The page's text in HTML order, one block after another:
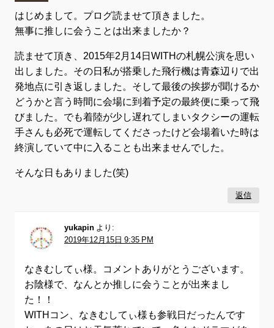
はじめまして。プログ読ませて頂きました。
無事に推しに会うことは出来ましたか？
読ませて頂き、2015年2月14日WITHの札幌公演を思い
出しました。その日私が搭乗した飛行機は青森辺りで出
発地点に引き返しました。そして最後の挨拶が聞けるか
どうかと言う時間に会場に到着予定の最終便に乗って飛
びました。でも着陸が少し遅れてしまいタクシーの運転
手さんも必死で運転してくださったけど会場着いた時は
終演していて中に入ることも出来ませんでした。
そんな日もありました(笑)
返信
yukapin より:
2019年12月15日 9:35 PM
なきむしてぃ様。コメントありがとうございます。
お陰様で、なんとか推しに会うことが出来まし
た！！
WITHコン、なきむしてぃ様も参戦日だったんです